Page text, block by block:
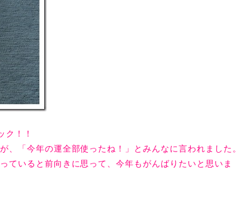
ク！！
、「今年の運全部使ったね！」とみんなに言われました。
ていると前向きに思って、今年もがんばりたいと思いま